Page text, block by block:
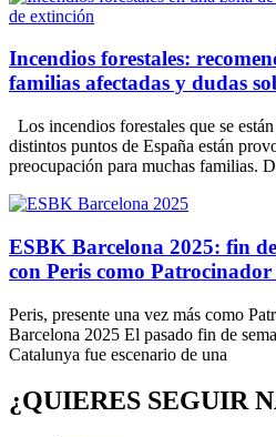
Incendios forestales:
familias afectadas y dudas
Los incendios forestales que se
distintos puntos de España están
preocupación para muchas familias.
ESBK Barcelona 2025: fin
con Peris como
Peris, presente una vez más como
Barcelona 2025 El pasado fin de
Catalunya fue escenario de una
¿QUIERES SEGUIR